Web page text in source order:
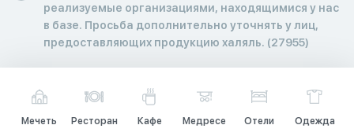
реализуемые организациями, находящимися у нас
в базе. Просьба дополнительно уточнять у лиц,
предоставляющих продукцию халяль. (27955)
Мечеть Ресторан Кафе Медресе Отели Одежда